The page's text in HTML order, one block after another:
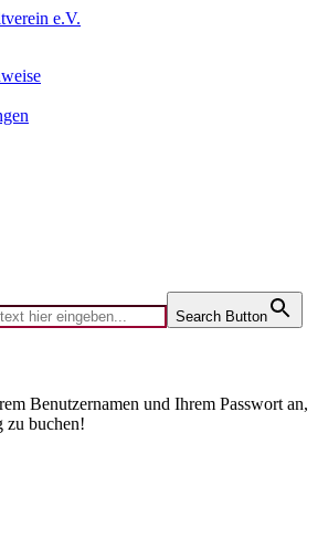
Search Button
Benutzernamen und Ihrem Passwort an,
zu buchen!